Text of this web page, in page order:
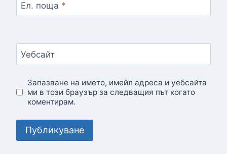
Ел. поща *
Уебсайт
Запазване на името, имейл адреса и уебсайта
ми в този браузър за следващия път когато
коментирам.